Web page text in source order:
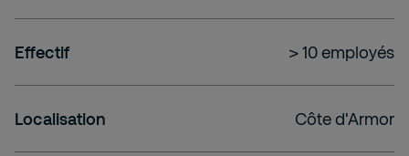
Effectif > 10 employés
Localisation Côte d'Armor